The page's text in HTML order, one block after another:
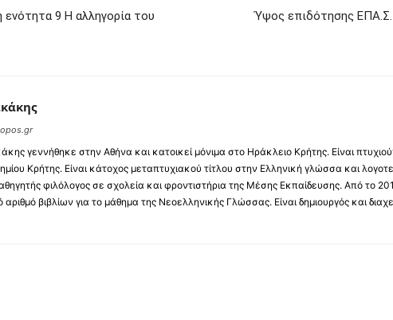
ενότητα 9 Η αλληγορία του
Ύψος επιδότησης ΕΠΑ.Σ.
γεννήθηκε στην Αθήνα και κατοικεί μόνιμα στο Ηράκλειο Κρήτης. Είναι
Κρήτης. Είναι κάτοχος μεταπτυχιακού τίτλου στην Ελληνική γλώσσα και
φιλόλογος σε σχολεία και φροντιστήρια της Μέσης Εκπαίδευσης. Από το
αριθμό βιβλίων για το μάθημα της Νεοελληνικής Γλώσσας. Είναι δημιουργός και